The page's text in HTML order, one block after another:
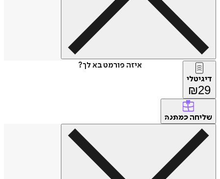
איזה פורמט בא לך?
דיגיטלי
₪29
שליחה כמתנה